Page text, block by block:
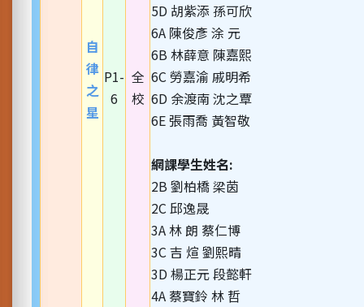
自
律
之
星
P1-
6
全
校
5D 胡紫添 孫可欣
6A 陳俊彥 涂 元
6B 林薛意 陳嘉熙
6C 勞嘉渝 戚明希
6D 余渡南 沈之覃
6E 張雨喬 黃智敬
網課學生姓名:
2B 劉柏橋 梁茵
2C 邱逸晟
3A 林 朗 蔡仁博
3C 吉 煊 劉熙晴
3D 楊正元 段懿軒
4A 蔡寶鈴 林 哲